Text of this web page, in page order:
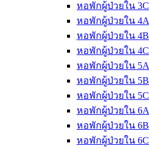
หอพักผู้ป่วยใน 3C
หอพักผู้ป่วยใน 4A
หอพักผู้ป่วยใน 4B
หอพักผู้ป่วยใน 4C
หอพักผู้ป่วยใน 5A
หอพักผู้ป่วยใน 5B
หอพักผู้ป่วยใน 5C
หอพักผู้ป่วยใน 6A
หอพักผู้ป่วยใน 6B
หอพักผู้ป่วยใน 6C